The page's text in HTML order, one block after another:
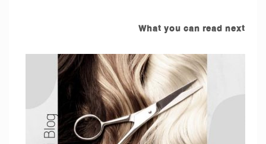
What you can read next